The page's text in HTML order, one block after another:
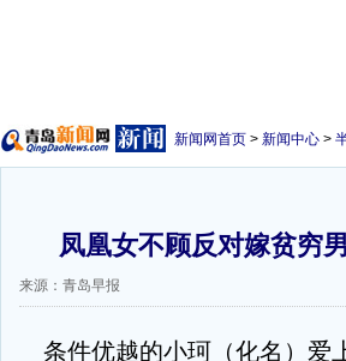
新闻网首页 > 新闻中心 >
凤凰女不顾反对嫁贫穷
来源：青岛早报
条件优越的小珂（化名）爱